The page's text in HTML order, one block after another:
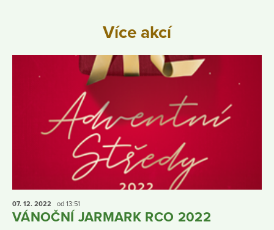
Více akcí
07. 12. 2022 od 13:51
VÁNOČNÍ JARMARK RCO 2022